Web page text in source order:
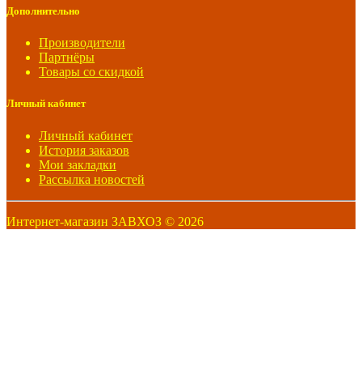
Дополнительно
Производители
Партнёры
Товары со скидкой
Личный кабинет
Личный кабинет
История заказов
Мои закладки
Рассылка новостей
Интернет-магазин ЗАВХОЗ © 2026